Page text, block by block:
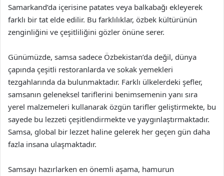
Samarkand’da içerisine patates veya balkabağı ekleyerek
farklı bir tat elde edilir. Bu farklılıklar, özbek kültürünün
zenginliğini ve çeşitliliğini gözler önüne serer.
Günümüzde, samsa sadece Özbekistan’da değil, dünya
çapında çeşitli restoranlarda ve sokak yemekleri
tezgahlarında da bulunmaktadır. Farklı ülkelerdeki şefler,
samsanın geleneksel tariflerini benimsemenin yanı sıra
yerel malzemeleri kullanarak özgün tarifler geliştirmekte, bu
sayede bu lezzeti çeşitlendirmekte ve yaygınlaştırmaktadır.
Samsa, global bir lezzet haline gelerek her geçen gün daha
fazla insana ulaşmaktadır.
Samsayı hazırlarken en önemli aşama, hamurun